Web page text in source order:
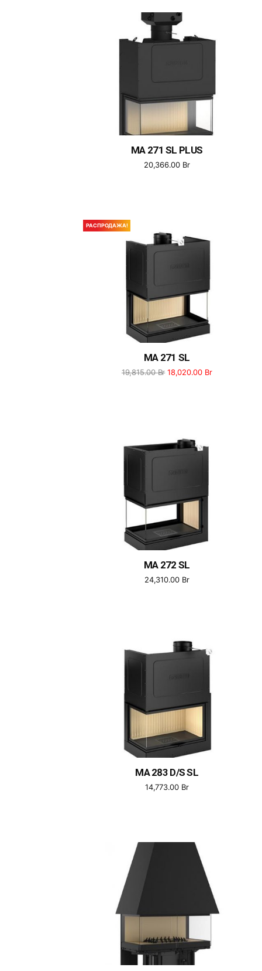
MA 271 SL PLUS
20,366.00 Br
РАСПРОДАЖА!
MA 271 SL
19,815.00Br 18,020.00 Br
MA 272 SL
24,310.00 Br
MA 283 D/S SL
14,773.00 Br